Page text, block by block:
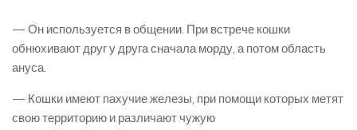
— Он используется в общении. При встрече кошки
обнюхивают друг у друга сначала морду, а потом область
ануса.
— Кошки имеют пахучие железы, при помощи которых метят
свою территорию и различают чужую